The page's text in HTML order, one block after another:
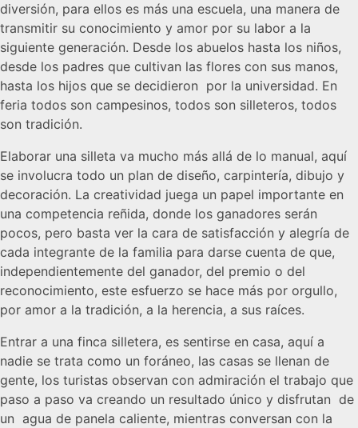
diversión, para ellos es más una escuela, una manera de
transmitir su conocimiento y amor por su labor a la
siguiente generación. Desde los abuelos hasta los niños,
desde los padres que cultivan las flores con sus manos,
hasta los hijos que se decidieron por la universidad. En
feria todos son campesinos, todos son silleteros, todos
son tradición.
Elaborar una silleta va mucho más allá de lo manual, aquí
se involucra todo un plan de diseño, carpintería, dibujo y
decoración. La creatividad juega un papel importante en
una competencia reñida, donde los ganadores serán
pocos, pero basta ver la cara de satisfacción y alegría de
cada integrante de la familia para darse cuenta de que,
independientemente del ganador, del premio o del
reconocimiento, este esfuerzo se hace más por orgullo,
por amor a la tradición, a la herencia, a sus raíces.
Entrar a una finca silletera, es sentirse en casa, aquí a
nadie se trata como un foráneo, las casas se llenan de
gente, los turistas observan con admiración el trabajo que
paso a paso va creando un resultado único y disfrutan de
un agua de panela caliente, mientras conversan con la